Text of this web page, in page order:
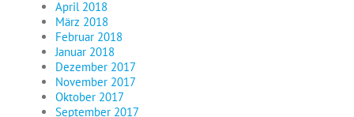
April 2018
März 2018
Februar 2018
Januar 2018
Dezember 2017
November 2017
Oktober 2017
September 2017